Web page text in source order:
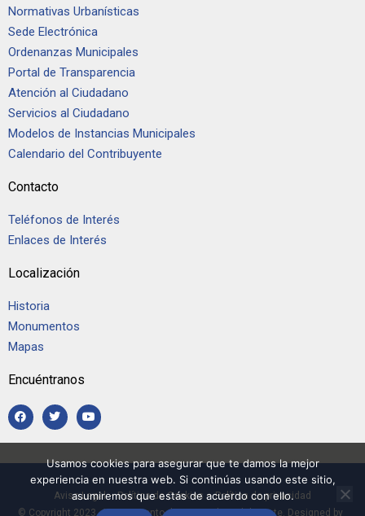
Normativas Urbanísticas
Sede Electrónica
Ordenanzas Municipales
Portal de Transparencia
Atención al Ciudadano
Servicios al Ciudadano
Modelos de Instancias Municipales
Calendario del Contribuyente
Contacto
Teléfonos de Interés
Enlaces de Interés
Localización
Historia
Monumentos
Mapas
Encuéntranos
Aviso Legal–Política de Cookies –Política de privacidad
© Copyright 2023, Ayuntamiento de Casarrubios del Monte. Designed by
Usamos cookies para asegurar que te damos la mejor
experiencia en nuestra web. Si continúas usando este sitio,
asumiremos que estás de acuerdo con ello.